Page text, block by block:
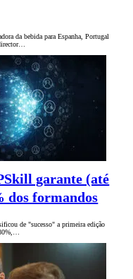
da bebida para Espanha, Portugal
garante (até
dos formandos
de "sucesso" a primeira edição